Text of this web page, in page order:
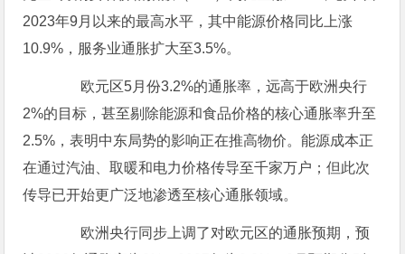
2023年9月以来的最高水平，其中能源价格同比上涨
10.9%，服务业通胀扩大至3.5%。
欧元区5月份3.2%的通胀率，远高于欧洲央行
2%的目标，甚至剔除能源和食品价格的核心通胀率升至
2.5%，表明中东局势的影响正在推高物价。能源成本正
在通过汽油、取暖和电力价格传导至千家万户；但此次
传导已开始更广泛地渗透至核心通胀领域。
欧洲央行同步上调了对欧元区的通胀预期，预